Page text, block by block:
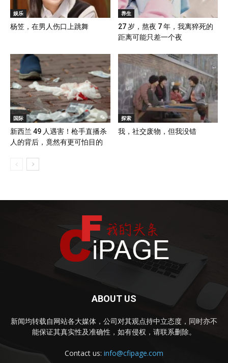
娱乐
杨笠，在男人伤口上跳舞
养生
27 岁，熬夜 7 年，我离猝死的
距离可能只差一个夜
国际
新西兰 49 人遇害！枪手直播杀
人的背后，竟然有更可怕目的
探索
我，社交废物，但我没错
ABOUT US
新闻均转载自网站各大媒体，公司对其观点持中立态度，同时亦不
能保证其真实性及准确性，如有侵权，请联系删除。
Contact us: info@cfipage.com